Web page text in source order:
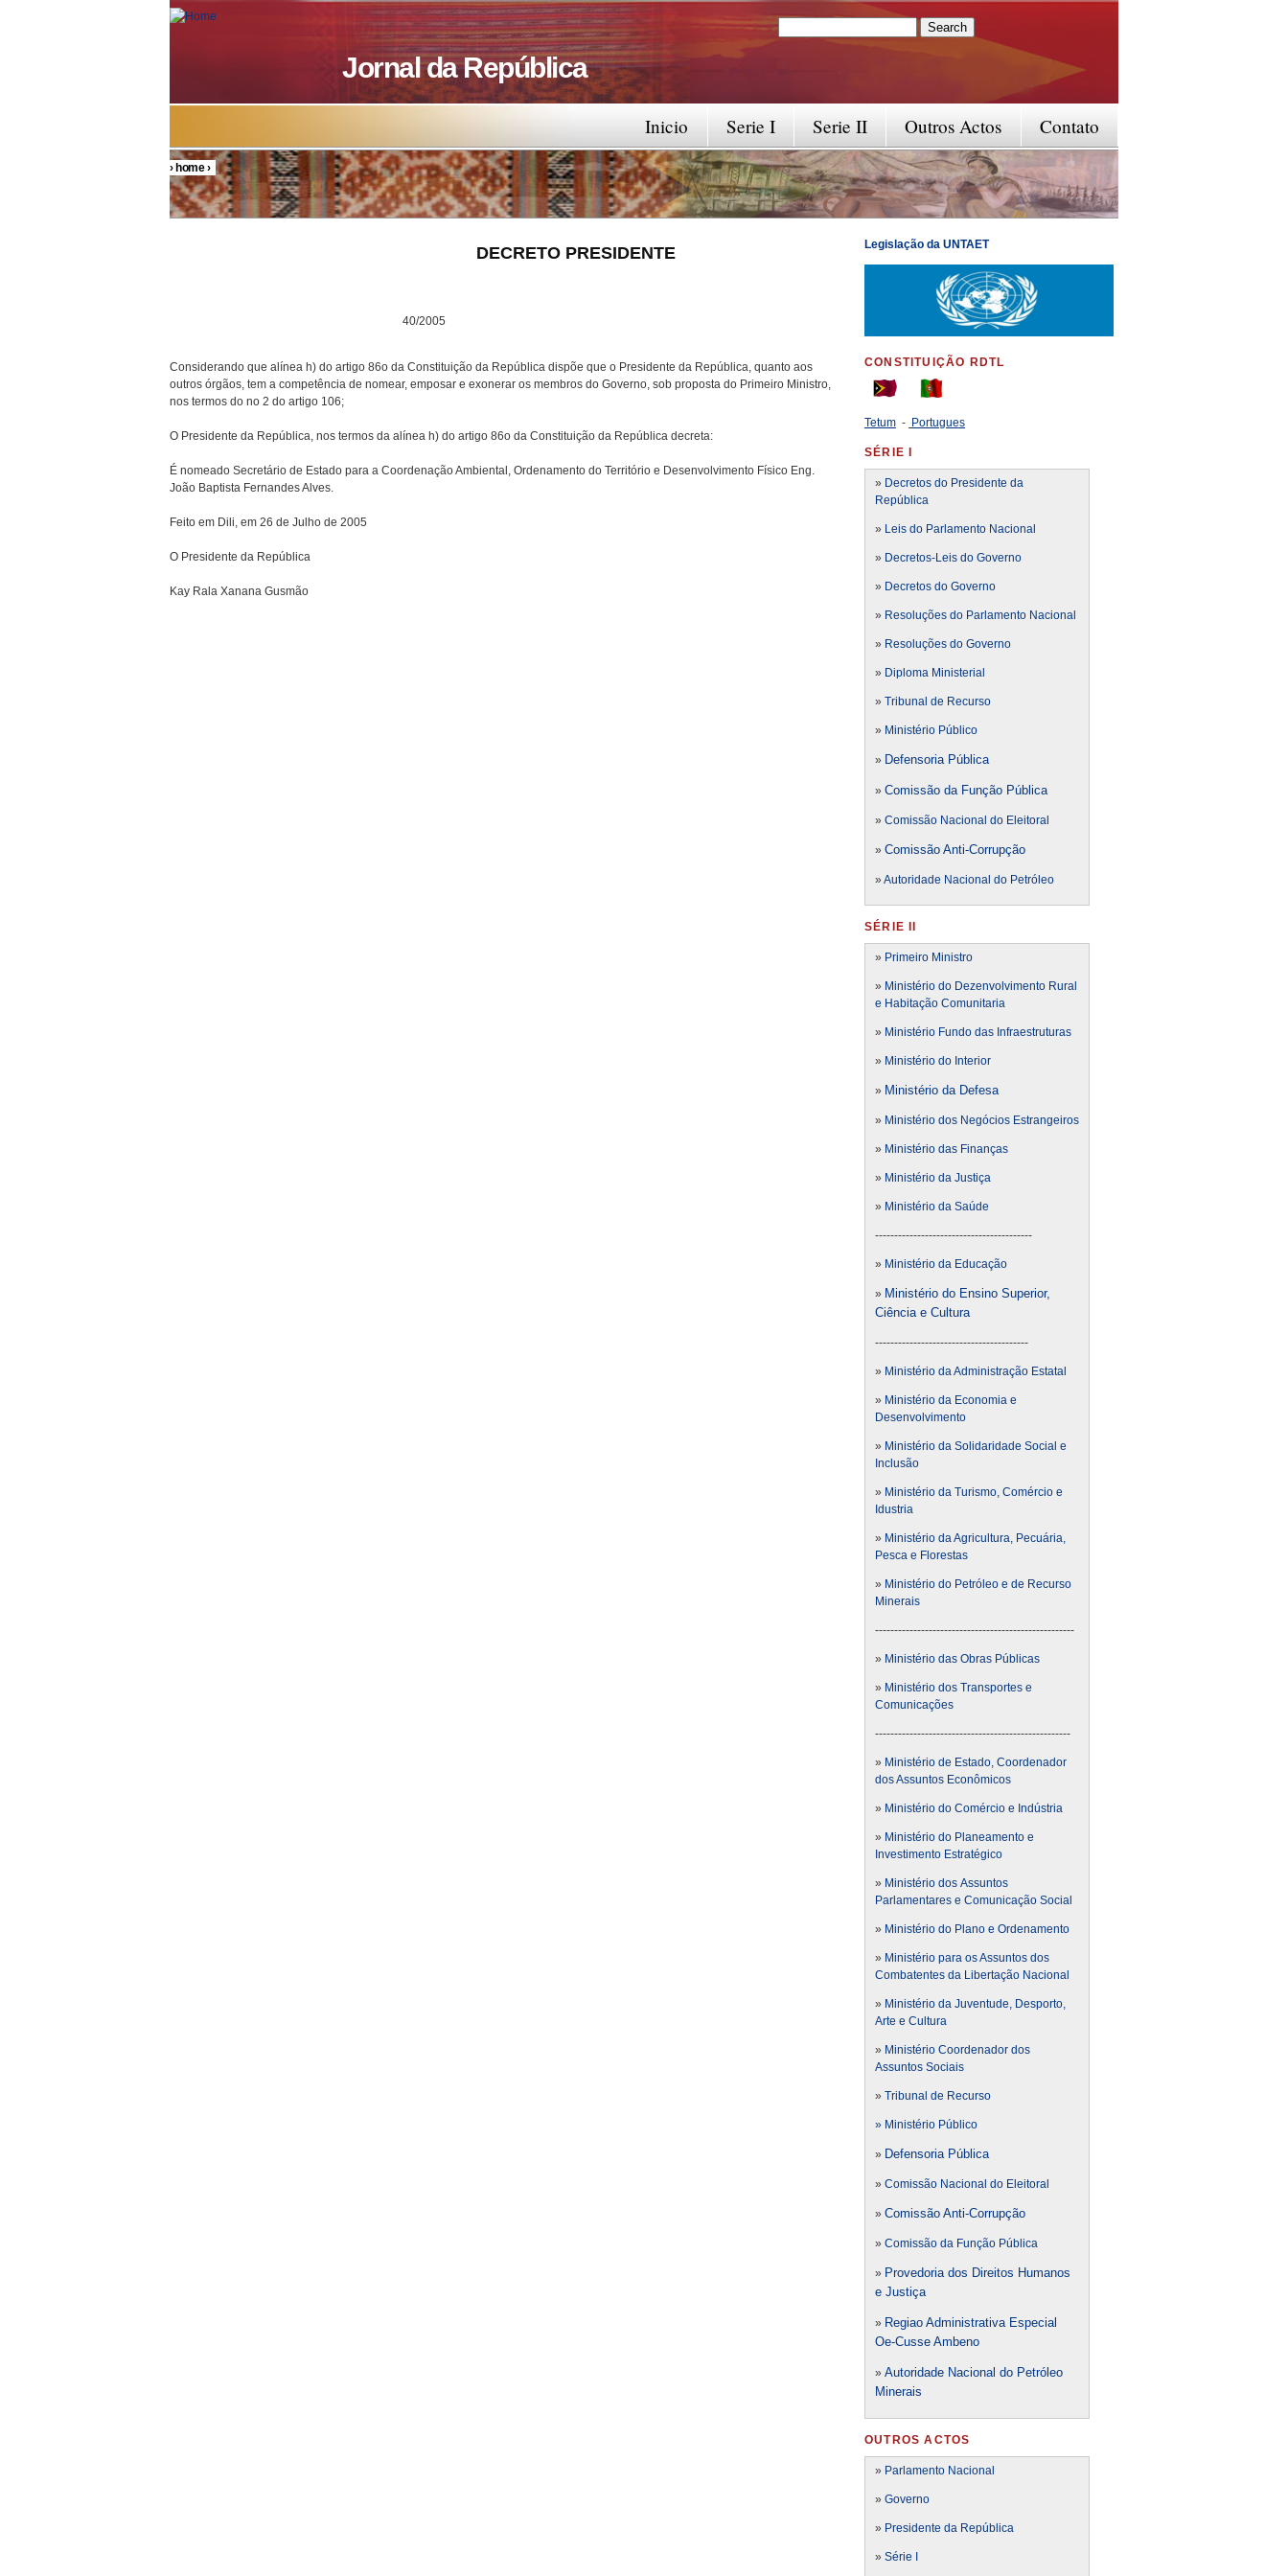
Jornal da República
Search form
Contato
Outros Actos
Serie II
Serie I
Inicio
You are here
›home›
DECRETO PRESIDENTE
40/2005
Considerando que alínea h) do artigo 86o da Constituição da República dispõe que o Presidente da República, quanto aos
outros órgãos, tem a competência de nomear, emposar e exonerar os membros do Governo, sob proposta do Primeiro Ministro,
nos termos do no 2 do artigo 106;
O Presidente da República, nos termos da alínea h) do artigo 86o da Constituição da República decreta:
É nomeado Secretário de Estado para a Coordenação Ambiental, Ordenamento do Território e Desenvolvimento Físico Eng.
João Baptista Fernandes Alves.
Feito em Dili, em 26 de Julho de 2005
O Presidente da República
Kay Rala Xanana Gusmão
Legislação da UNTAET
CONSTITUIÇÃO RDTL
Tetum - Portugues
SÉRIE I
» Decretos do Presidente da
República
» Leis do Parlamento Nacional
» Decretos-Leis do Governo
» Decretos do Governo
» Resoluções do Parlamento Nacional
» Resoluções do Governo
» Diploma Ministerial
» Tribunal de Recurso
» Ministério Público
» Defensoria Pública
» Comissão da Função Pública
» Comissão Nacional do Eleitoral
» Comissão Anti-Corrupção
» Autoridade Nacional do Petróleo
SÉRIE II
» Primeiro Ministro
» Ministério do Dezenvolvimento Rural
e Habitação Comunitaria
» Ministério Fundo das Infraestruturas
» Ministério do Interior
» Ministério da Defesa
» Ministério dos Negócios Estrangeiros
» Ministério das Finanças
» Ministério da Justiça
» Ministério da Saúde
-----------------------------------------
» Ministério da Educação
» Ministério do Ensino Superior,
Ciência e Cultura
----------------------------------------
» Ministério da Administração Estatal
» Ministério da Economia e
Desenvolvimento
» Ministério da Solidaridade Social e
Inclusão
» Ministério da Turismo, Comércio e
Idustria
» Ministério da Agricultura, Pecuária,
Pesca e Florestas
» Ministério do Petróleo e de Recurso
Minerais
----------------------------------------------------
» Ministério das Obras Públicas
» Ministério dos Transportes e
Comunicações
---------------------------------------------------
» Ministério de Estado, Coordenador
dos Assuntos Econômicos
» Ministério do Comércio e Indústria
» Ministério do Planeamento e
Investimento Estratégico
» Ministério dos Assuntos
Parlamentares e Comunicação Social
» Ministério do Plano e Ordenamento
» Ministério para os Assuntos dos
Combatentes da Libertação Nacional
» Ministério da Juventude, Desporto,
Arte e Cultura
» Ministério Coordenador dos
Assuntos Sociais
» Tribunal de Recurso
» Ministério Público
» Defensoria Pública
» Comissão Nacional do Eleitoral
» Comissão Anti-Corrupção
» Comissão da Função Pública
» Provedoria dos Direitos Humanos
e Justiça
» Regiao Administrativa Especial
Oe-Cusse Ambeno
» Autoridade Nacional do Petróleo
Minerais
OUTROS ACTOS
» Parlamento Nacional
» Governo
» Presidente da República
» Série I